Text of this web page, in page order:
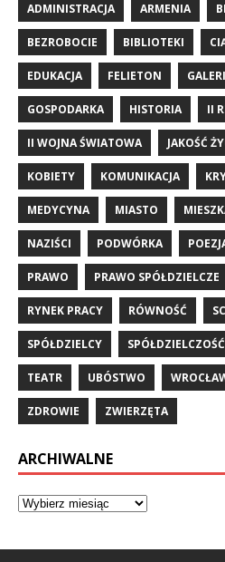
ADMINISTRACJA ARMENIA
BEZROBOCIE BIBLIOTEKI
EDUKACJA FELIETON
GOSPODARKA HISTORIA II
II WOJNA ŚWIATOWA JAKOŚĆ
KOBIETY KOMUNIKACJA
MEDYCYNA MIASTO
NAZIŚCI PODWÓRKA
PRAWO PRAWO SPÓŁDZIELCZE
RYNEK PRACY RÓWNOŚĆ
SPÓŁDZIELCY SPÓŁDZIELCZOŚĆ
TEATR UBÓSTWO
ZDROWIE ZWIERZĘTA
ARCHIWALNE